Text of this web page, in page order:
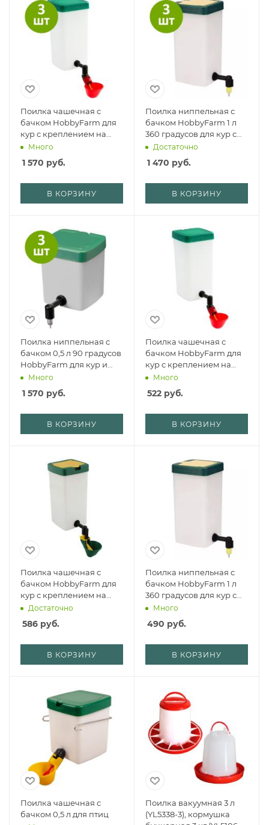
Поилка чашечная с
бачком HobbyFarm для
кур с креплением на
клетку, 1 л, красная,
комплект 3 шт.
Много
1 570 руб.
В КОРЗИНУ
Поилка ниппельная с
бачком HobbyFarm 1 л
360 градусов для кур с
креплением на клетку,
комплект 3 шт.
Достаточно
1 470 руб.
В КОРЗИНУ
Поилка ниппельная с
бачком 0,5 л 90 градусов
HobbyFarm для кур и
кроликов с креплением
на клетку, комплект 3 шт.
Много
1 570 руб.
В КОРЗИНУ
Поилка чашечная с
бачком HobbyFarm для
кур с креплением на
клетку, 1 л, красная
Много
522 руб.
В КОРЗИНУ
Поилка чашечная с
бачком HobbyFarm для
кур с креплением на
клетку, 1 л, зеленая
Достаточно
586 руб.
В КОРЗИНУ
Поилка ниппельная с
бачком HobbyFarm 1 л
360 градусов для кур с
креплением на клетку
Много
490 руб.
В КОРЗИНУ
Поилка чашечная с
бачком 0,5 л для птиц
Поилка вакуумная 3 л
(YL5338-3), кормушка